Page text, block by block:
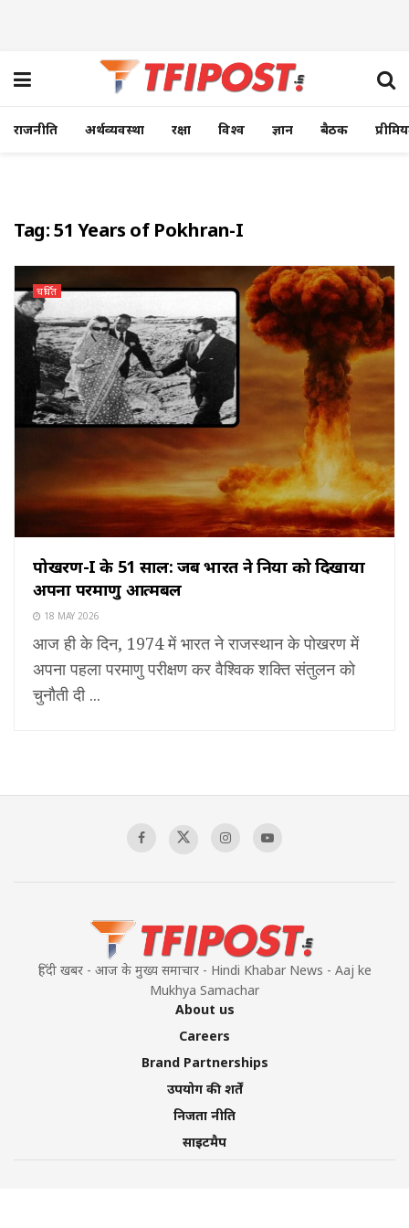
राजनीति अर्थव्यवस्था रक्षा विश्व ज्ञान बैठक
Tag:51 Years of Pokhran-I
चर्चित
पोखरण-I के 51 साल: जब भारत ने दुनिया को दिखाया
अपना परमाणु आत्मबल
18 MAY 2026
आज ही के दिन, 1974 में भारत ने राजस्थान के पोखरण में
अपना पहला परमाणु परीक्षण कर वैश्विक शक्ति संतुलन को
चुनौती दी ...
हिंदी खबर - आज के मुख्य समाचार - Hindi Khabar News - Aaj ke
Mukhya Samachar
About us
Careers
Brand Partnerships
उपयोग की शर्तें
निजता नीति
साइटमैप